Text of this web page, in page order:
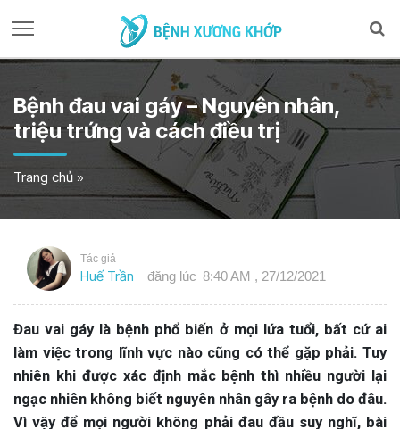
Bệnh đau vai gáy – Nguyên nhân,
triệu trứng và cách điều trị
Trang chủ »
Tác giả
Huế Trần đăng lúc 8:40 AM , 27/12/2021
Đau vai gáy là bệnh phổ biến ở mọi lứa tuổi, bất cứ ai
làm việc trong lĩnh vực nào cũng có thể gặp phải. Tuy
nhiên khi được xác định mắc bệnh thì nhiều người lại
ngạc nhiên không biết nguyên nhân gây ra bệnh do đâu.
Vì vậy để mọi người không phải đau đầu suy nghĩ, bài